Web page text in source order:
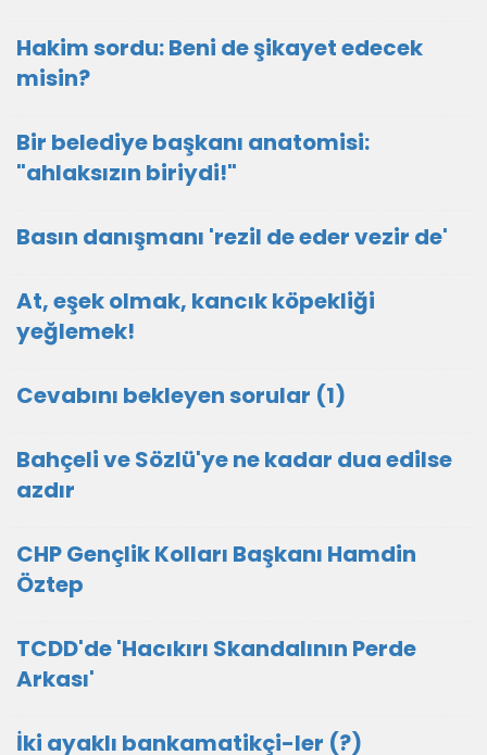
Hakim sordu: Beni de şikayet edecek
misin?
Bir belediye başkanı anatomisi:
"ahlaksızın biriydi!"
Basın danışmanı 'rezil de eder vezir de'
At, eşek olmak, kancık köpekliği
yeğlemek!
Cevabını bekleyen sorular (1)
Bahçeli ve Sözlü'ye ne kadar dua edilse
azdır
CHP Gençlik Kolları Başkanı Hamdin
Öztep
TCDD'de 'Hacıkırı Skandalının Perde
Arkası'
İki ayaklı bankamatikçi-ler (?)